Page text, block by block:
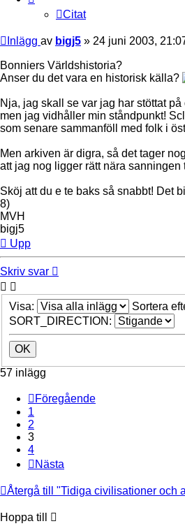
Citat
Inlägg av bigj5 » 24 juni 2003,
Bonniers Världshistoria?
Anser du det vara en historisk källa?
Nja, jag skall se var jag har stöttat
men jag vidhåller min ståndpunkt!
som senare sammanföll med folk i
Men arkiven är digra, så det tager
att jag nog ligger rätt nära sanningen
Sköj att du e te baks så snabbt! Det
8)
MVH
bigj5
Upp
Skriv svar
Visa:
Sortera
SORT_DIRECTION:
57 inlägg
Föregående
1
2
3
4
Nästa
Återgå till "Tidiga civilisationer och
Hoppa till